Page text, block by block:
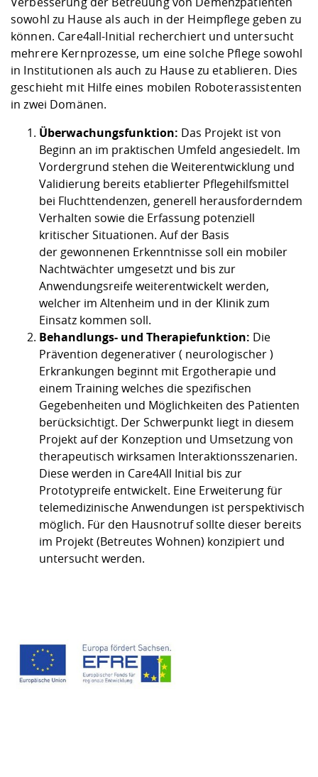
sowohl zu Hause als auch in der Heimpflege geben zu
können. Care4all-Initial recherchiert und untersucht
mehrere Kernprozesse, um eine solche Pflege sowohl
in Institutionen als auch zu Hause zu etablieren. Dies
geschieht mit Hilfe eines mobilen Roboterassistenten
in zwei Domänen.
Überwachungsfunktion: Das Projekt ist von
Beginn an im praktischen Umfeld angesiedelt. Im
Vordergrund stehen die Weiterentwicklung und
Validierung bereits etablierter Pflegehilfsmittel
bei Fluchttendenzen, generell herausforderndem
Verhalten sowie die Erfassung potenziell
kritischer Situationen. Auf der Basis
der gewonnenen Erkenntnisse soll ein mobiler
Nachtwächter umgesetzt und bis zur
Anwendungsreife weiterentwickelt werden,
welcher im Altenheim und in der Klinik zum
Einsatz kommen soll.
Behandlungs- und Therapiefunktion: Die
Prävention degenerativer ( neurologischer )
Erkrankungen beginnt mit Ergotherapie und
einem Training welches die spezifischen
Gegebenheiten und Möglichkeiten des Patienten
berücksichtigt. Der Schwerpunkt liegt in diesem
Projekt auf der Konzeption und Umsetzung von
therapeutisch wirksamen Interaktionsszenarien.
Diese werden in Care4All Initial bis zur
Prototypreife entwickelt. Eine Erweiterung für
telemedizinische Anwendungen ist perspektivisch
möglich. Für den Hausnotruf sollte dieser bereits
im Projekt (Betreutes Wohnen) konzipiert und
untersucht werden.